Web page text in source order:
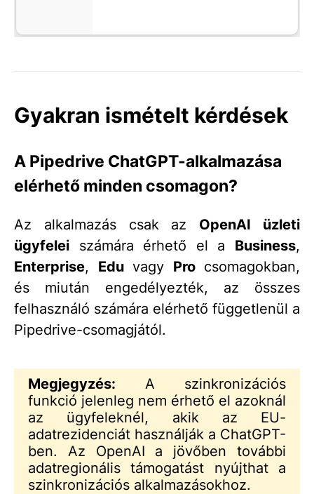
Gyakran ismételt kérdések
A Pipedrive ChatGPT-alkalmazása
elérhető minden csomagon?
Az alkalmazás csak az OpenAI üzleti
ügyfelei számára érhető el a Business,
Enterprise, Eduvagy Procsomagokban,
és miután engedélyezték, az összes
felhasználó számára elérhető függetlenül a
Pipedrive-csomagjától.
Megjegyzés: A szinkronizációs
funkció jelenleg nem érhető el azoknál
az ügyfeleknél, akik az EU-
adatrezidenciát használják a ChatGPT-
ben. Az OpenAI a jövőben további
adatregionális támogatást nyújthat a
szinkronizációs alkalmazásokhoz.